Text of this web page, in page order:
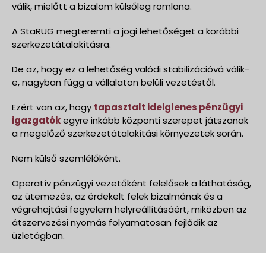
válik, mielőtt a bizalom külsőleg romlana.
A StaRUG megteremti a jogi lehetőséget a korábbi
szerkezetátalakításra.
De az, hogy ez a lehetőség valódi stabilizációvá válik-
e, nagyban függ a vállalaton belüli vezetéstől.
Ezért van az, hogy tapasztalt ideiglenes pénzügyi
igazgatókegyre inkább központi szerepet játszanak
a megelőző szerkezetátalakítási környezetek során.
Nem külső szemlélőként.
Operatív pénzügyi vezetőként felelősek a láthatóság,
az ütemezés, az érdekelt felek bizalmának és a
végrehajtási fegyelem helyreállításáért, miközben az
átszervezési nyomás folyamatosan fejlődik az
üzletágban.